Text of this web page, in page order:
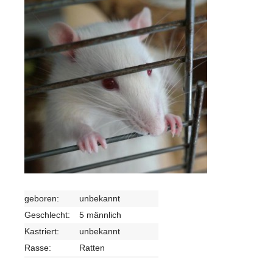
geboren:
unbekannt
Geschlecht:
5 männlich
Kastriert:
unbekannt
Rasse:
Ratten